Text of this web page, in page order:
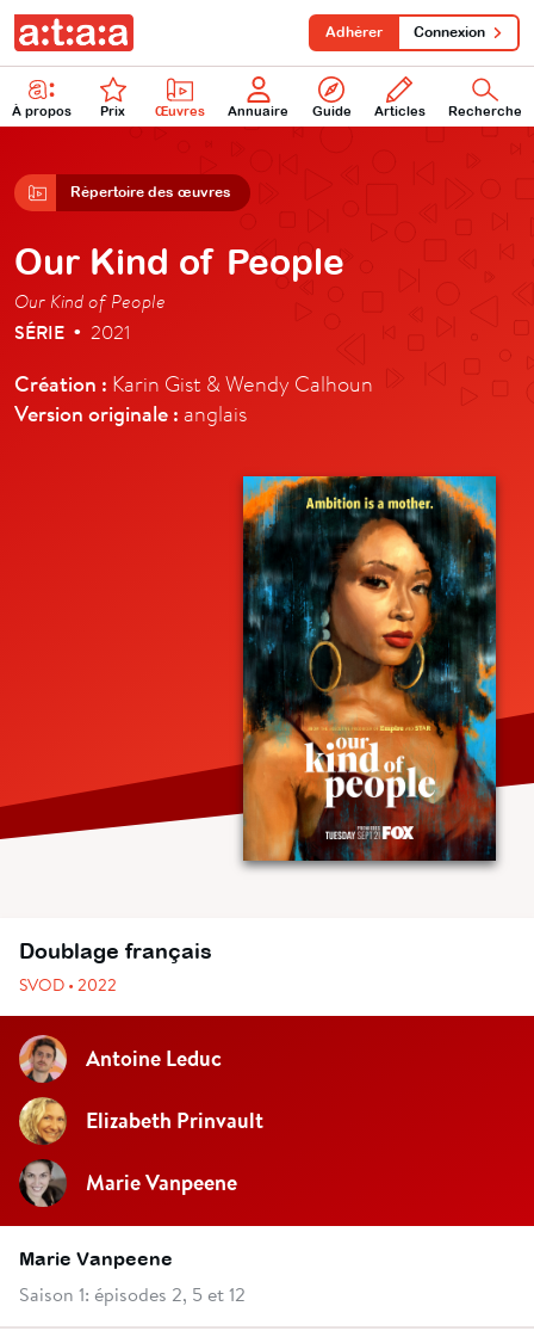
À propos Prix Œuvres Annuaire Guide Articles Recherche
Adhérer Connexion
Répertoire des œuvres
Our Kind of People
Our Kind of People
SÉRIE • 2021
Création : Karin Gist & Wendy Calhoun
Version originale : anglais
Doublage français
SVOD • 2022
Antoine Leduc
Elizabeth Prinvault
Marie Vanpeene
Marie Vanpeene
Saison 1: épisodes 2, 5 et 12